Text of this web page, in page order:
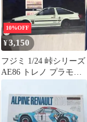
10%OFF
¥3,150
フジミ 1/24 峠シリーズ
AE86 トレノ プラモデ